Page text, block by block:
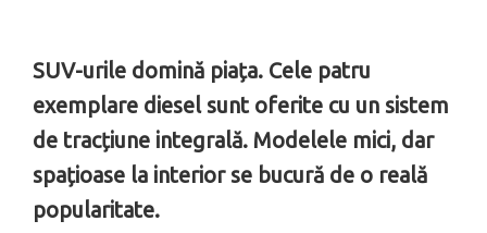
SUV-urile domină piața. Cele patru
exemplare diesel sunt oferite cu un sistem
de tracțiune integrală. Modelele mici, dar
spațioase la interior se bucură de o reală
popularitate.